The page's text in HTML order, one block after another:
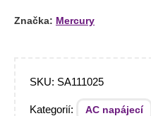
Značka: Mercury
SKU: SA111025
Kategorií: AC napájecí